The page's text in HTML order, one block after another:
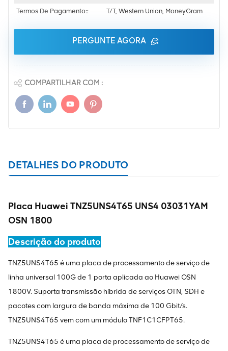
Termos De Pagamento::
T/T, Western Union, MoneyGram
PERGUNTE AGORA
COMPARTILHAR COM :
DETALHES DO PRODUTO
Placa Huawei TNZ5UNS4T65 UNS4 03031YAM
OSN 1800
Descrição do produto
TNZ5UNS4T65 é uma placa de processamento de serviço de
linha universal 100G de 1 porta aplicada ao Huawei OSN
1800V. Suporta transmissão híbrida de serviços OTN, SDH e
pacotes com largura de banda máxima de 100 Gbit/s.
TNZ5UNS4T65 vem com um módulo TNF1C1CFPT65.
TNZ5UNS4T65 é uma placa de processamento de serviço de